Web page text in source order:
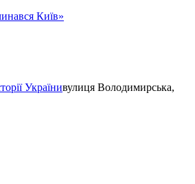
Київ»
Українивулиця Володимирська,